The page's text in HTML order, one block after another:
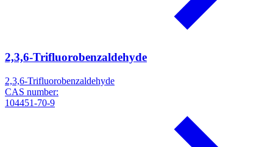
2,3,6-Trifluorobenzaldehyde
2,3,6-Trifluorobenzaldehyde
CAS number:
104451-70-9